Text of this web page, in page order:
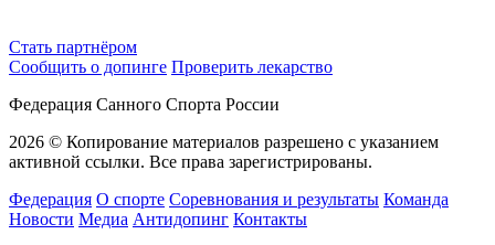
Cтать партнёром
Сообщить о допинге Проверить лекарство
Федерация Санного Спорта России
2026 © Копирование материалов разрешено с указанием
активной ссылки. Все права зарегистрированы.
Федерация О спорте Соревнования и результаты Команда
Новости Медиа Антидопинг Контакты